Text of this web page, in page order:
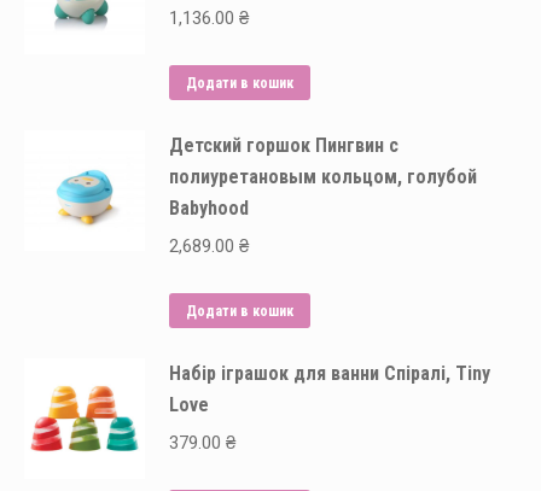
1,136.00 ₴
Додати в кошик
Детский горшок Пингвин с
полиуретановым кольцом, голубой
Babyhood
2,689.00 ₴
Додати в кошик
Набір іграшок для ванни Спіралі, Tiny
Love
379.00 ₴